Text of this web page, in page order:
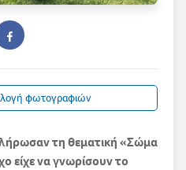
φωτογραφιών
τη θεματική «Σώμα
είχε να γνωρίσουν το